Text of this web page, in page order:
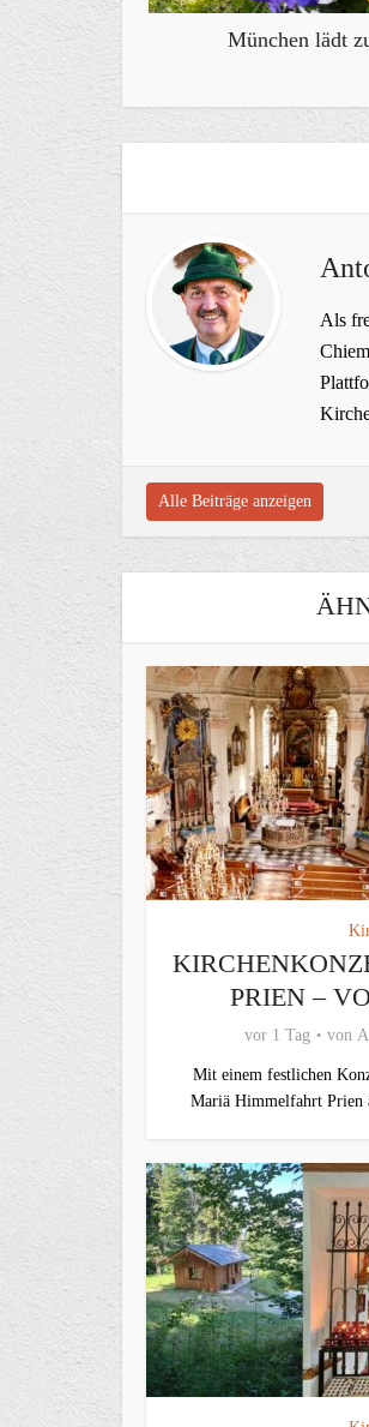
München lädt
Als
Alle Beiträge anzeigen
PRIEN –
vor 1 Tag von
Mit einem festlichen
Mariä Himmelfahrt Prien